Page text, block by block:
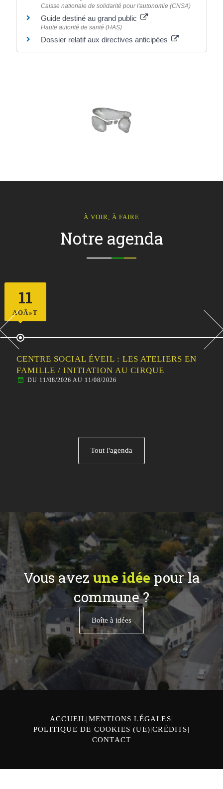
Caisse nationale de solidarité pour l'autonomie (CNSA)
Guide destiné au grand public
Haute autorité de santé (HAS)
Dossier relatif aux directives anticipées
À VOIR, À FAIRE
Notre agenda
11
AOÃ»T
CENTRE SOCIAL ÉVEIL : LES ATELIERS EN
FAMILLE / INITIATION AU CIRQUE
DU 11/08/2026 AU 11/08/2026
Tout l'agenda
Vous avezune idéepour la
commune ?
Boîte à idées
ACCUEIL MENTIONS LÉGALES
POLITIQUE DE COOKIES (UE) CRÉDITS
CONTACT